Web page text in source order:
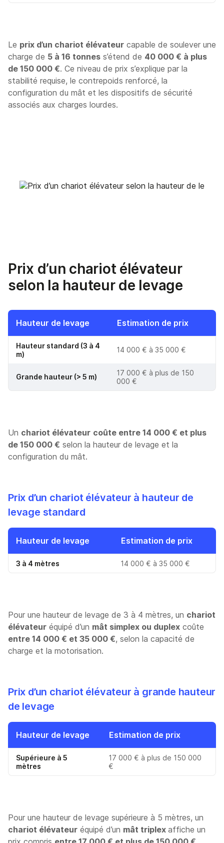
Le prix d’un chariot élévateur capable de soulever une
charge de 5 à 16 tonnes s’étend de 40 000 € à plus
de 150 000 €. Ce niveau de prix s’explique par la
stabilité requise, le contrepoids renforcé, la
configuration du mât et les dispositifs de sécurité
associés aux charges lourdes.
Prix d’un chariot élévateur
selon la hauteur de levage
Hauteur de levage Estimation de prix
Hauteur standard (3 à 4
m)
14 000 € à 35 000 €
Grande hauteur (> 5 m)
17 000 € à plus de 150
000 €
Un chariot élévateur coûte entre 14 000 € et plus
de 150 000 € selon la hauteur de levage et la
configuration du mât.
Prix d’un chariot élévateur à hauteur de
levage standard
Hauteur de levage Estimation de prix
3 à 4 mètres 14 000 € à 35 000 €
Pour une hauteur de levage de 3 à 4 mètres, un chariot
élévateur équipé d’un mât simplex ou duplex coûte
entre 14 000 € et 35 000 €, selon la capacité de
charge et la motorisation.
Prix d’un chariot élévateur à grande hauteur
de levage
Hauteur de levage Estimation de prix
Supérieure à 5
mètres
17 000 € à plus de 150 000
€
Pour une hauteur de levage supérieure à 5 mètres, un
chariot élévateur équipé d’un mât triplex affiche un